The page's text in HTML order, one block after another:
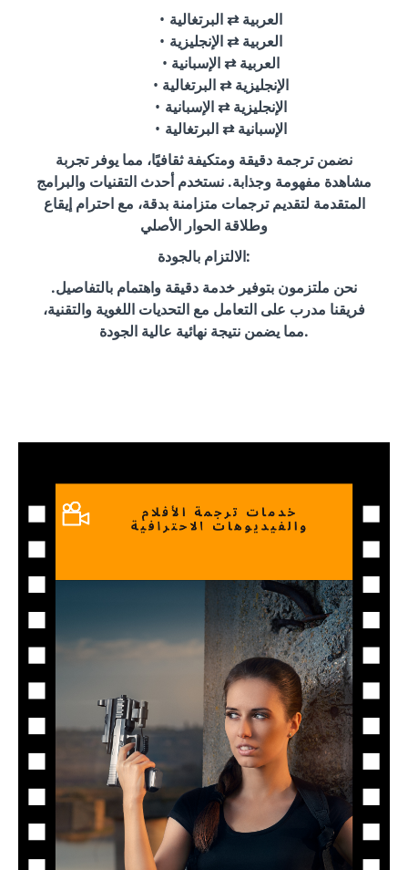
العربية ⇄ البرتغالية
العربية ⇄ الإنجليزية
العربية ⇄ الإسبانية
الإنجليزية ⇄ البرتغالية
الإنجليزية ⇄ الإسبانية
الإسبانية ⇄ البرتغالية
نضمن ترجمة دقيقة ومتكيفة ثقافيًا، مما يوفر تجربة
مشاهدة مفهومة وجذابة. نستخدم أحدث التقنيات والبرامج
المتقدمة لتقديم ترجمات متزامنة بدقة، مع احترام إيقاع
وطلاقة الحوار الأصلي
الالتزام بالجودة:
نحن ملتزمون بتوفير خدمة دقيقة واهتمام بالتفاصيل.
فريقنا مدرب على التعامل مع التحديات اللغوية والتقنية،
مما يضمن نتيجة نهائية عالية الجودة.